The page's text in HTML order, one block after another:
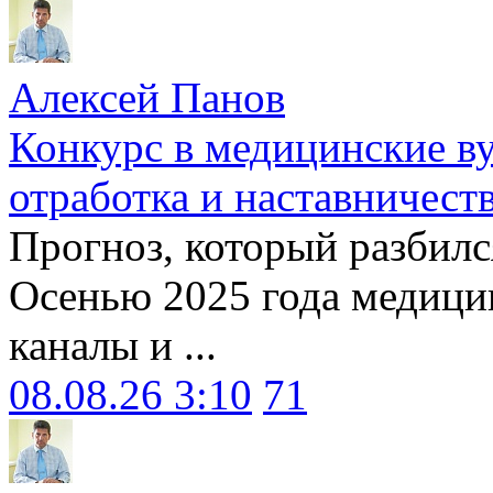
Алексей Панов
Конкурс в медицинские
отработка и
Прогноз, который
Осенью 2025 года
каналы и ...
08.08.26 3:10 71